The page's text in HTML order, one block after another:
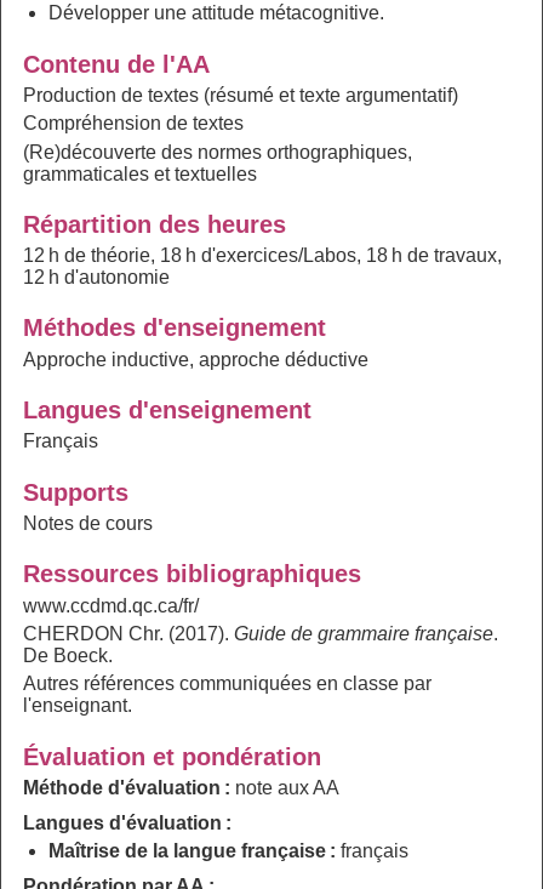
Développer une attitude métacognitive.
Contenu de l'AA
Production de textes (résumé et texte argumentatif)
Compréhension de textes
(Re)découverte des normes orthographiques,
grammaticales et textuelles
Répartition des heures
12 h de théorie, 18 h d'exercices/Labos, 18 h de travaux,
12 h d'autonomie
Méthodes d'enseignement
Approche inductive, approche déductive
Langues d'enseignement
Français
Supports
Notes de cours
Ressources bibliographiques
www.ccdmd.qc.ca/fr/
CHERDON Chr. (2017). Guide de grammaire française.
De Boeck.
Autres références communiquées en classe par
l'enseignant.
Évaluation et pondération
Méthode d'évaluation : note aux AA
Langues d'évaluation :
Maîtrise de la langue française :français